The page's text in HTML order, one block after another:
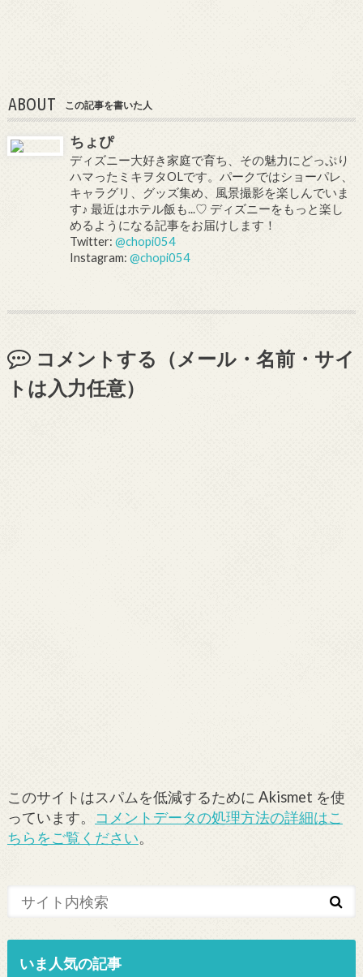
ABOUT この記事を書いた人
ちょぴ
ディズニー大好き家庭で育ち、その魅力にどっぷり
ハマったミキヲタOLです。パークではショーパレ、
キャラグリ、グッズ集め、風景撮影を楽しんでいま
す♪ 最近はホテル飯も...♡ ディズニーをもっと楽し
めるようになる記事をお届けします！
Twitter:@chopi054
Instagram:@chopi054
コメントする（メール・名前・サイ
トは入力任意）
このサイトはスパムを低減するために Akismet を使
っています。 コメントデータの処理方法の詳細はこ
ちらをご覧ください。
いま人気の記事